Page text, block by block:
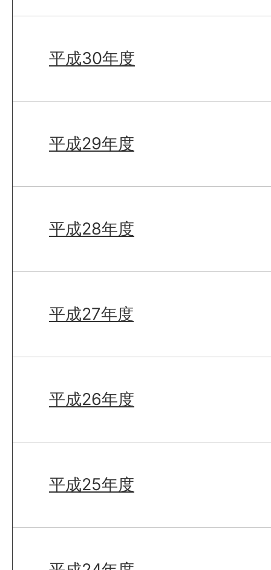
平成30年度
平成29年度
平成28年度
平成27年度
平成26年度
平成25年度